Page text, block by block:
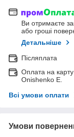
Ви отримаєте
або гроші
Детальніше
Післяплата
Оплата на
Onishenko E.
Всі умови оплати
Умови